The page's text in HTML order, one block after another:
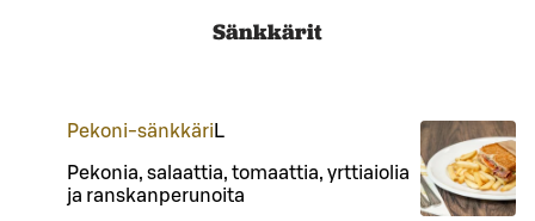
Sänkkärit
Pekoni-sänkkäri L
Pekonia, salaattia, tomaattia, yrttiaiolia
ja ranskanperunoita